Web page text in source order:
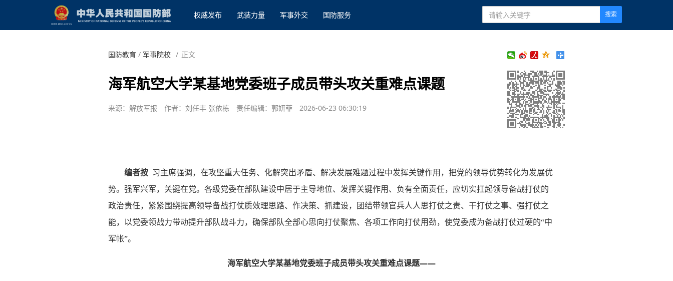
权威发布 武装力量 军事外交 国防服务 搜索
国防教育/ 军事院校 / 正文
海军航空大学某基地党委班子成员带头攻关重难点课题
来源：解放军报 作者：刘任丰 张依栋 责任编辑：郭妍菲 2026-06-23 06:30:19
编者按习主席强调，在攻坚重大任务、化解突出矛盾、解决发展难题过程中发挥关键作用，把党的领导优势转化为发展优
势。强军兴军，关键在党。各级党委在部队建设中居于主导地位、发挥关键作用、负有全面责任，应切实扛起领导备战打仗的
政治责任，紧紧围绕提高领导备战打仗质效理思路、作决策、抓建设，团结带领官兵人人思打仗之责、干打仗之事、强打仗之
能，以党委领战力带动提升部队战斗力，确保部队全部心思向打仗聚焦、各项工作向打仗用劲，使党委成为备战打仗过硬的“中
军帐”。
海军航空大学某基地党委班子成员带头攻关重难点课题——